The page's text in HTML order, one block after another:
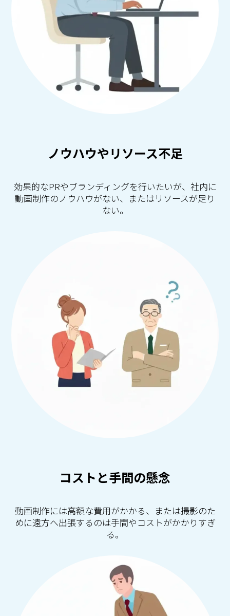
ノウハウやリソース不足
効果的なPRやブランディングを行いたいが、社内に
動画制作のノウハウがない、またはリソースが足り
ない。
コストと手間の懸念
動画制作には高額な費用がかかる、または撮影のた
めに遠方へ出張するのは手間やコストがかかりすぎ
る。